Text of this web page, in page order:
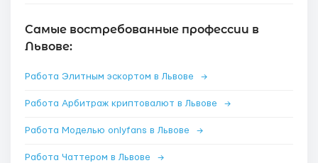
Самые востребованные профессии в
Львове:
Работа Элитным эскортом в Львове →
Работа Арбитраж криптовалют в Львове →
Работа Моделью onlyfans в Львове →
Работа Чаттером в Львове →